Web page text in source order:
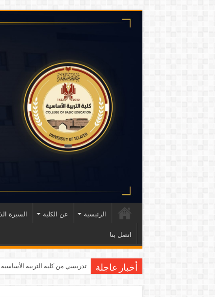
الرئيسية عن الكلية السيرة
اتصل بنا
أخبار عاجلة تدريسي من كلية التربية